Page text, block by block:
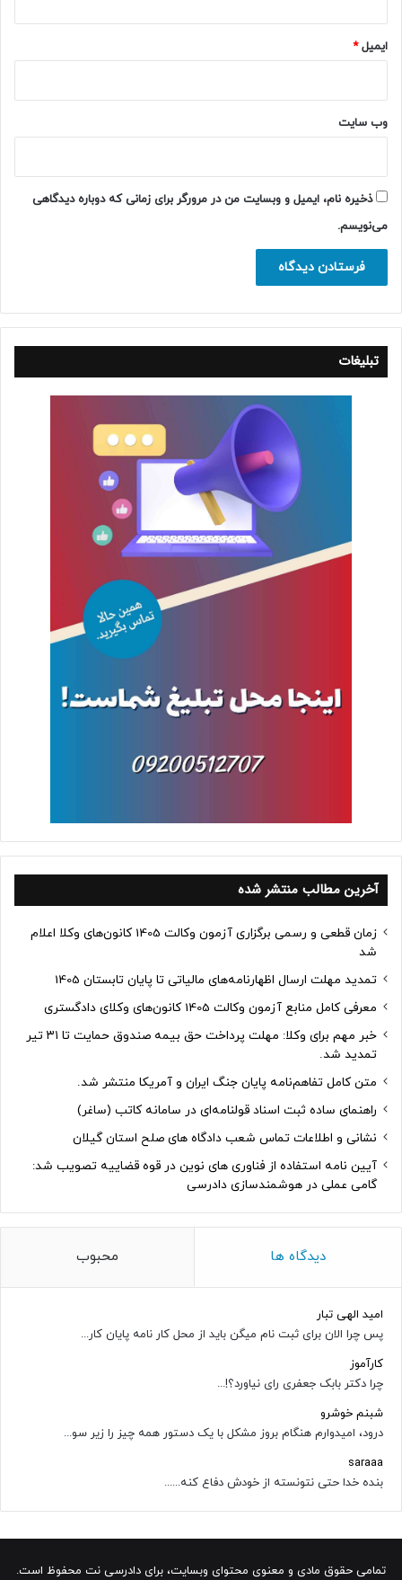
ایمیل*
وب‌ سایت
ذخیره نام، ایمیل و وبسایت من در مرورگر برای زمانی که دوباره دیدگاهی
می‌نویسم.
تبلیغات
آخرین مطالب منتشر شده
زمان قطعی و رسمی برگزاری آزمون وکالت 1405 کانون‌های وکلا اعلام
شد
تمدید مهلت ارسال اظهارنامه‌های مالیاتی تا پایان تابستان 1405
معرفی کامل منابع آزمون وکالت 1405 کانون‌های وکلای دادگستری
خبر مهم برای وکلا: مهلت پرداخت حق بیمه صندوق حمایت تا ۳۱ تیر
تمدید شد.
متن کامل تفاهم‌نامه پایان جنگ ایران و آمریکا منتشر شد.
راهنمای ساده ثبت اسناد قولنامه‌ای در سامانه کاتب (ساغر)
نشانی و اطلاعات تماس شعب دادگاه های صلح استان گیلان
آیین نامه استفاده از فناوری های نوین در قوه قضاییه تصویب شد:
گامی عملی در هوشمندسازی دادرسی
دیدگاه ها محبوب
امید الهی تبار
پس چرا الان برای ثبت نام میگن باید از محل کار نامه پایان کار...
کارآموز
چرا دکتر بابک جعفری رای نیاورد؟!...
شبنم خوشرو
درود، امیدوارم هنگام بروز مشکل با یک دستور همه چیز را زیر سو...
saraaa
بنده خدا حتی نتونسته از خودش دفاع کنه......
تمامی حقوق مادی و معنوی محتوای وبسایت، برای دادرسی نت محفوظ است.